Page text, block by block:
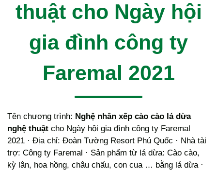
thuật cho Ngày hội
gia đình công ty
Faremal 2021
Tên chương trình: Nghệ nhân xếp cào cào lá dừa
nghệ thuật cho Ngày hội gia đình công ty Faremal
2021 · Địa chỉ: Đoàn Tường Resort Phú Quốc · Nhà tài
trợ: Công ty Faremal · Sản phẩm từ lá dừa: Cào cào,
kỳ lân, hoa hồng, châu chấu, con cua … bằng lá dừa ·